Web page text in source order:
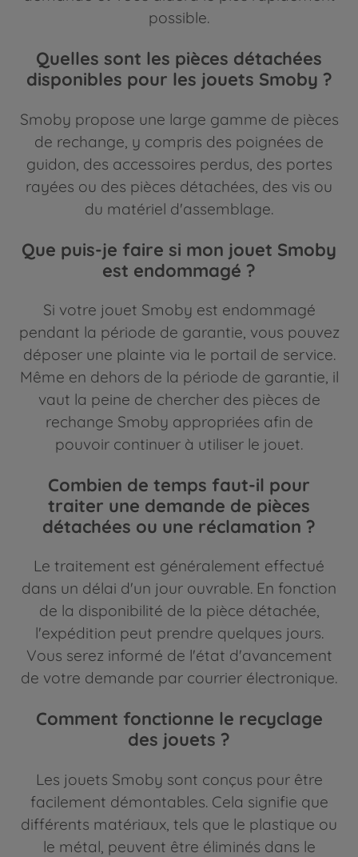
possible.
Quelles sont les pièces détachées
disponibles pour les jouets Smoby ?
Smoby propose une large gamme de pièces
de rechange, y compris des poignées de
guidon, des accessoires perdus, des portes
rayées ou des pièces détachées, des vis ou
du matériel d'assemblage.
Que puis-je faire si mon jouet Smoby
est endommagé ?
Si votre jouet Smoby est endommagé
pendant la période de garantie, vous pouvez
déposer une plainte via le portail de service.
Même en dehors de la période de garantie, il
vaut la peine de chercher des pièces de
rechange Smoby appropriées afin de
pouvoir continuer à utiliser le jouet.
Combien de temps faut-il pour
traiter une demande de pièces
détachées ou une réclamation ?
Le traitement est généralement effectué
dans un délai d'un jour ouvrable. En fonction
de la disponibilité de la pièce détachée,
l'expédition peut prendre quelques jours.
Vous serez informé de l'état d'avancement
de votre demande par courrier électronique.
Comment fonctionne le recyclage
des jouets ?
Les jouets Smoby sont conçus pour être
facilement démontables. Cela signifie que
différents matériaux, tels que le plastique ou
le métal, peuvent être éliminés dans le